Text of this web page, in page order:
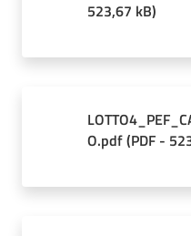
523,67 kB)
O.pdf(PDF -